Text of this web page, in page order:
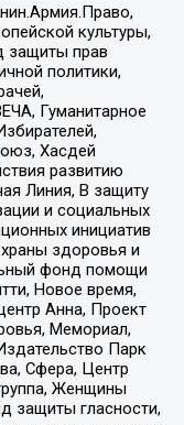
культуры,
защиты прав
политики,
Гуманитарное
Хасдей
развитию
Линия, В защиту
и социальных
инициатив
здоровья и
фонд помощи
Новое время,
Анна, Проект
Мемориал,
Парк
Сфера, Центр
Женщины
защиты гласности,